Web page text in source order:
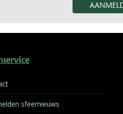
sfeernieuws